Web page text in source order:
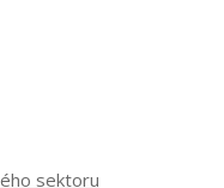
sektoru